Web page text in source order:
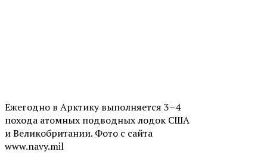
Ежегодно в Арктику выполняется 3–4
похода атомных подводных лодок США
и Великобритании. Фото с сайта
www.navy.mil